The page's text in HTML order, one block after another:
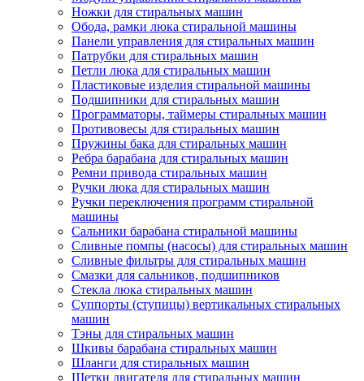
Ножки для стиральных машин
Обода, рамки люка стиральной машины
Панели управления для стиральных машин
Патрубки для стиральных машин
Петли люка для стиральных машин
Пластиковые изделия стиральной машины
Подшипники для стиральных машин
Программаторы, таймеры стиральных машин
Противовесы для стиральных машин
Пружины бака для стиральных машин
Ребра барабана для стиральных машин
Ремни привода стиральных машин
Ручки люка для стиральных машин
Ручки переключения программ стиральной
машины
Сальники барабана стиральной машины
Сливные помпы (насосы) для стиральных машин
Сливные фильтры для стиральных машин
Смазки для сальников, подшипников
Стекла люка стиральных машин
Суппорты (ступицы) вертикальных стиральных
машин
Тэны для стиральных машин
Шкивы барабана стиральных машин
Шланги для стиральных машин
Щетки двигателя для стиральных машин